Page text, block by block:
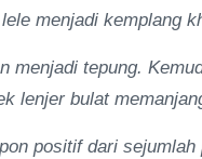
menjadi kemplang
menjadi tepung.
lenjer bulat
positif dari